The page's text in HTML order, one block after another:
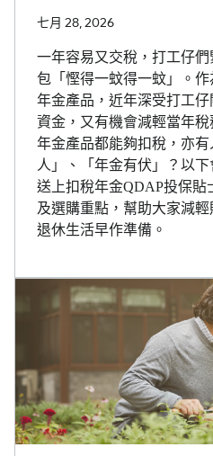
七月 28, 2026
一年容易又交稅，打工仔
包「慳得一蚊得一蚊」。
年金產品，近年深受打工
資金，又有機會減輕當年
年金產品都能夠扣稅，亦
人」、「年金有伏」？以下
送上扣稅年金QDAP投保貼
及選購重點，幫助大家減
退休生活早作準備。